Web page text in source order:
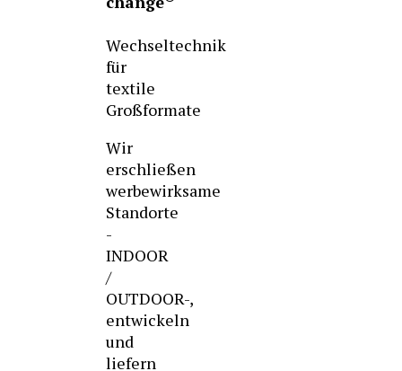
Wechseltechnik
für
textile
Großformate
Wir
erschließen
werbewirksame
Standorte
-
INDOOR
/
OUTDOOR-,
entwickeln
und
liefern